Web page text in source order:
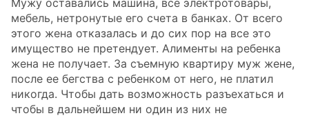
Мужу оставались машина, все электротовары,
мебель, нетронутые его счета в банках. От всего
этого жена отказалась и до сих пор на все это
имущество не претендует. Алименты на ребенка
жена не получает. За съемную квартиру муж жене,
после ее бегства с ребенком от него, не платил
никогда. Чтобы дать возможность разъехаться и
чтобы в дальнейшем ни один из них не